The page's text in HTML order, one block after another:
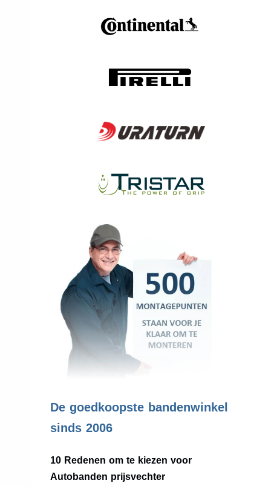
De goedkoopste bandenwinkel
sinds 2006
10 Redenen om te kiezen voor
Autobanden prijsvechter